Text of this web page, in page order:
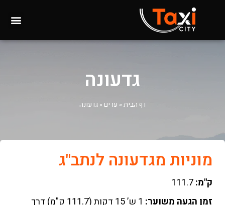
גדעונה
דף הבית» ערים »גדעונה
מוניות מגדעונה לנתב"ג
ק"מ:111.7
זמן הגעה משוער:
1 ש’ 15 דקות (111.7 ק"מ) דרך